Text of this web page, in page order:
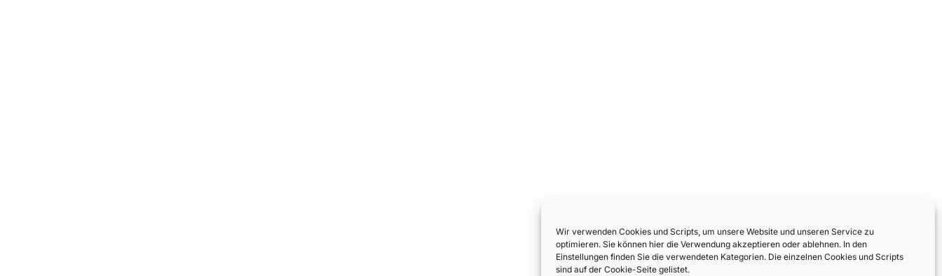
Wir verwenden Cookies und Scripts, um unsere Website und unseren Service zu
optimieren. Sie können hier die Verwendung akzeptieren oder ablehnen. In den
Einstellungen finden Sie die verwendeten Kategorien. Die einzelnen Cookies und Scripts
sind auf der Cookie-Seite gelistet.